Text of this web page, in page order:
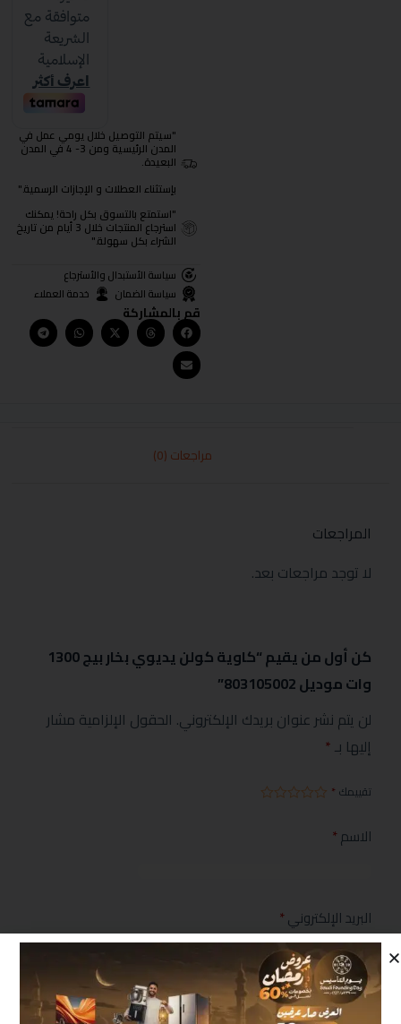
"سيتم التوصيل خلال يومي عمل في
المدن الرئيسية ومن 3- 4 في المدن
البعيدة.
بإستثناء العطلات و الإجازات الرسمية."
"استمتع بالتسوق بكل راحة! يمكنك
استرجاع المنتجات خلال 3 أيام من تاريخ
الشراء بكل سهولة."
سياسة الأستبدال والأسترجاع
سياسة الضمان
خدمة العملاء
قم بالمشاركة
مراجعات (0)
المراجعات
لا توجد مراجعات بعد.
كن أول من يقيم “كاوية كولن يديوي بخار بيج 1300
وات موديل 803105002”
لن يتم نشر عنوان بريدك الإلكتروني. الحقول الإلزامية مشار
إليها بـ*
تقييمك *
الاسم*
البريد الإلكتروني*
مراجعتك*